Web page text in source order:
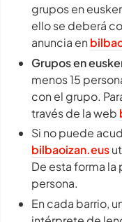
grupos en
ello se deberá
anuncia en
Grupos en
menos 15
con el grupo.
través de la web
Si no puede
bilbaoizan.eus
De esta forma la
persona.
En cada barrio,